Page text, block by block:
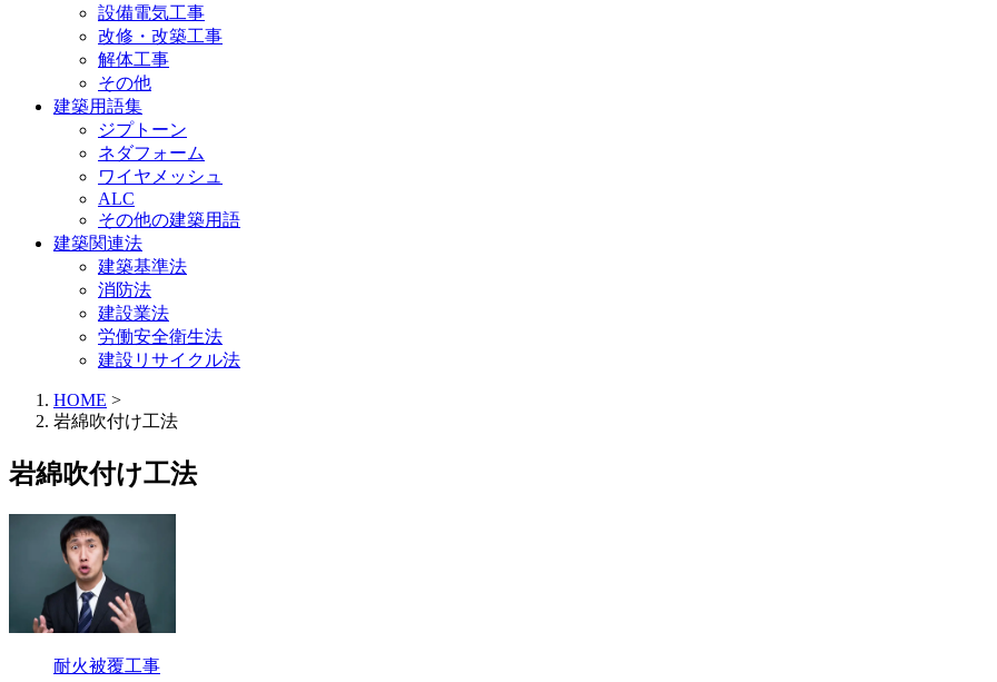
設備電気工事
改修・改築工事
解体工事
その他
建築用語集
ジプトーン
ネダフォーム
ワイヤメッシュ
ALC
その他の建築用語
建築関連法
建築基準法
消防法
建設業法
労働安全衛生法
建設リサイクル法
HOME >
岩綿吹付け工法
岩綿吹付け工法
耐火被覆工事